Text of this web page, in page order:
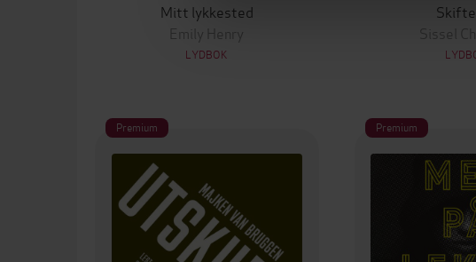
Mitt lykkested
Emily Henry
LYDBOK
Sissel
Premium Premium